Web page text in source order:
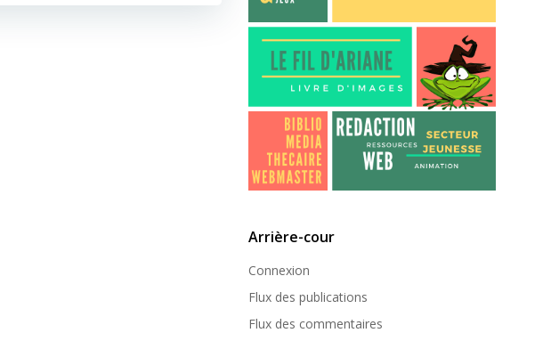
Arrière-cour
Connexion
Flux des publications
Flux des commentaires